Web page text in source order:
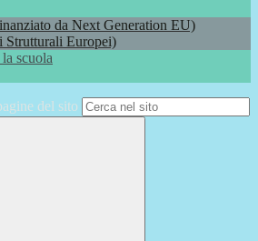
da Next Generation EU)
Strutturali Europei)
scuola
del sito